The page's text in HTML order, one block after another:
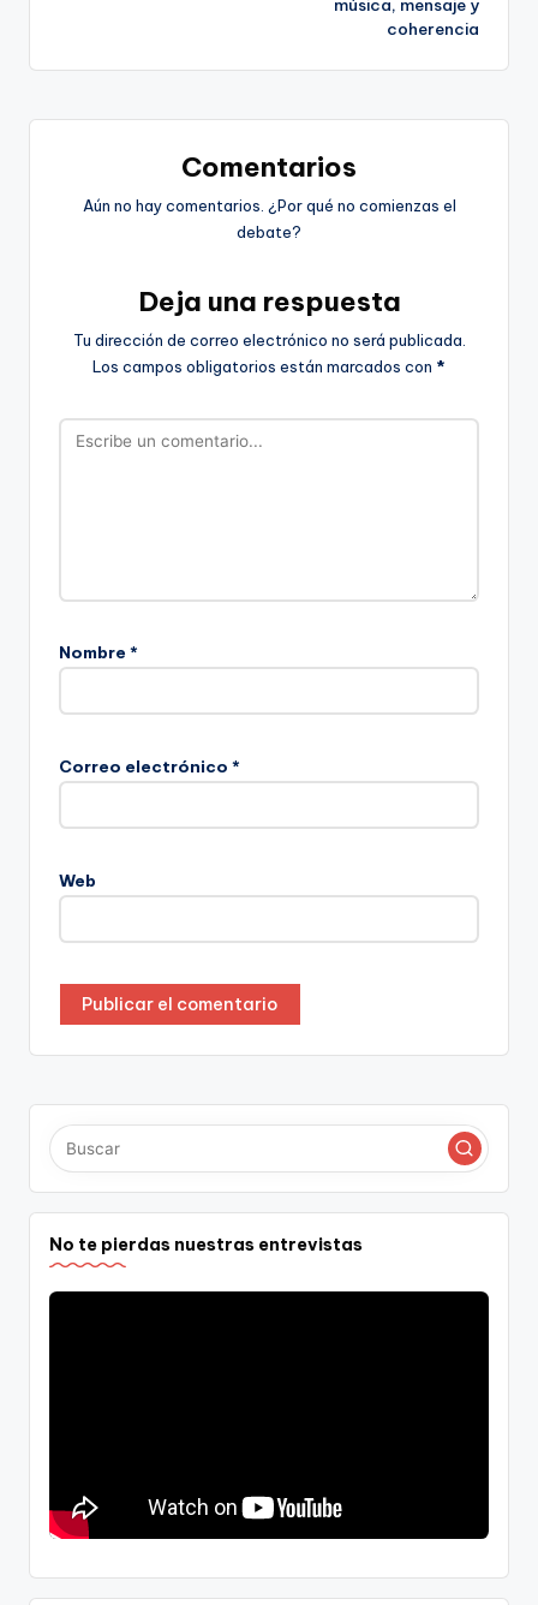
música, mensaje y
coherencia
Comentarios
Aún no hay comentarios. ¿Por qué no comienzas el
debate?
Deja una respuesta
Tu dirección de correo electrónico no será publicada.
Los campos obligatorios están marcados con *
Nombre *
Correo electrónico *
Web
No te pierdas nuestras entrevistas